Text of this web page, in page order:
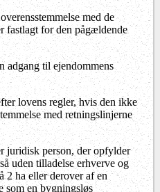
med de
fastlagt for den pågældende
adgang til ejendommens
lovens regler, hvis den ikke
med retningslinjerne
juridisk person, der opfylder
uden tilladelse erhverve og
2 ha eller derover af en
som en bygningsløs